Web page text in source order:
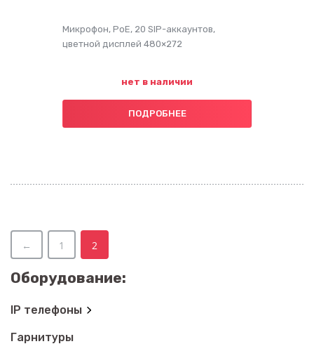
нет в наличии
Микрофон, PoE, 20 SIP-аккаунтов,
цветной дисплей 480×272
ПОДРОБНЕЕ
← 1 2
Оборудование:
IP телефоны
Гарнитуры
Заказать звонок